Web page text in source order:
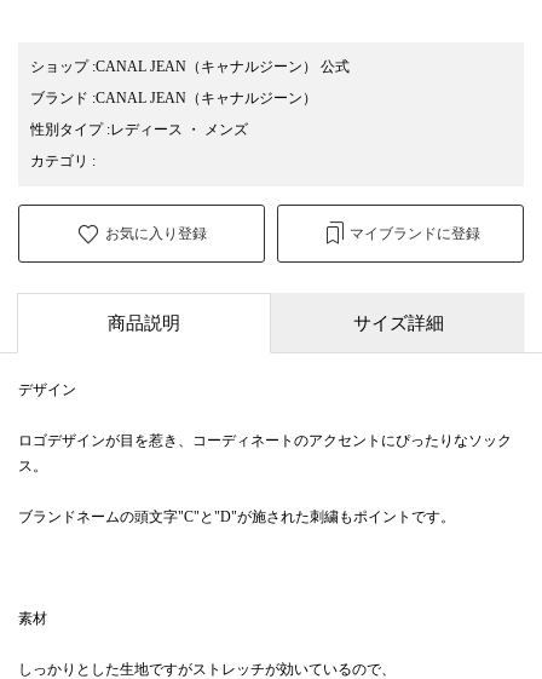
ショップ:CANAL JEAN（キャナルジーン） 公式
ブランド :CANAL JEAN （キャナルジーン）
性別タイプ:レディース ・
メンズ
カテゴリ :
お気に入り登録 マイブランドに登録
商品説明 サイズ詳細
デザイン
ロゴデザインが目を惹き、コーディネートのアクセントにぴったりなソック
ス。
ブランドネームの頭文字"C"と"D"が施された刺繍もポイントです。
素材
しっかりとした生地ですがストレッチが効いているので、